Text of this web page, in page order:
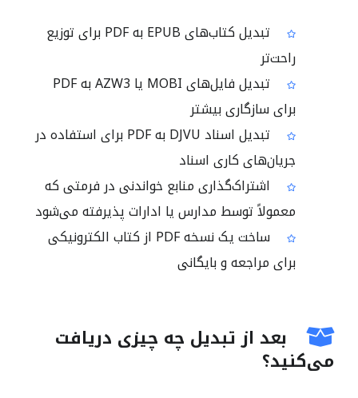
تبدیل کتاب‌های EPUB به PDF برای توزیع
راحت‌تر
تبدیل فایل‌های MOBI یا AZW3 به PDF
برای سازگاری بیشتر
تبدیل اسناد DJVU به PDF برای استفاده در
جریان‌های کاری اسناد
اشتراک‌گذاری منابع خواندنی در فرمتی که
معمولاً توسط مدارس یا ادارات پذیرفته می‌شود
ساخت یک نسخه PDF از کتاب الکترونیکی
برای مراجعه و بایگانی
بعد از تبدیل چه چیزی دریافت
می‌کنید؟